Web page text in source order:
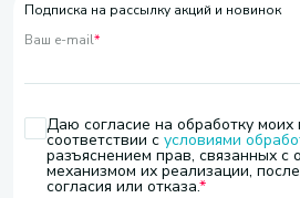
Подписка на рассылку акций и новинок
Ваш e-mail*
Даю согласие на обработку моих
соответствии с условиями
разъяснением прав, связанных с
механизмом их реализации,
согласия или отказа.